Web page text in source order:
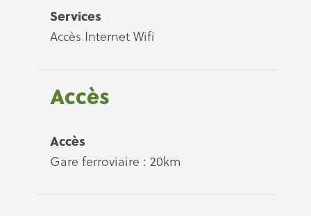
Services
Accès Internet Wifi
Accès
Accès
Gare ferroviaire : 20km